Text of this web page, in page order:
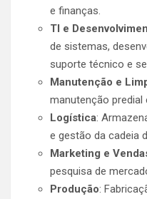
e finanças.
TI e
de sistemas,
suporte técnico e
Manutenção e
manutenção predial
Logística:
e gestão da cadeia
Marketing e
pesquisa de
Produção: